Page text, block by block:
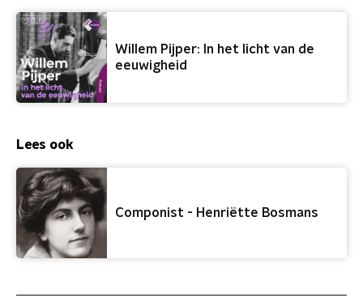
Willem Pijper: In het licht van de
eeuwigheid
Lees ook
Componist - Henriëtte Bosmans